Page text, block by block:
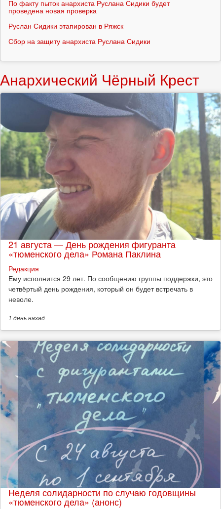
По факту пыток анархиста Руслана Сидики будет
проведена новая проверка
Руслан Сидики этапирован в Ряжск
Сбор на защиту анархиста Руслана Сидики
Анархический Чёрный Крест
21 августа — День рождения фигуранта
«тюменского дела» Романа Паклина
Редакция
Ему исполнится 29 лет. По сообщению группы поддержки, это
четвёртый день рождения, который он будет встречать в
неволе.
1 деньназад
Неделя солидарности по случаю годовщины
«тюменского дела» (анонс)